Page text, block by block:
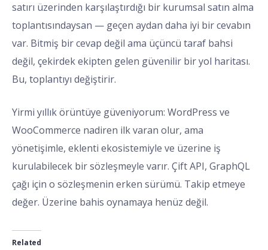
satırı üzerinden karşılaştırdığı bir kurumsal satın alma
toplantısındaysan — geçen aydan daha iyi bir cevabın
var. Bitmiş bir cevap değil ama üçüncü taraf bahsi
değil, çekirdek ekipten gelen güvenilir bir yol haritası.
Bu, toplantıyı değiştirir.
Yirmi yıllık örüntüye güveniyorum: WordPress ve
WooCommerce nadiren ilk varan olur, ama
yönetişimle, eklenti ekosistemiyle ve üzerine iş
kurulabilecek bir sözleşmeyle varır. Çift API, GraphQL
çağı için o sözleşmenin erken sürümü. Takip etmeye
değer. Üzerine bahis oynamaya henüz değil.
Related